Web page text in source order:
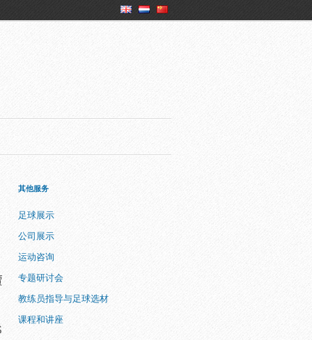
en
其他服务
足球展示
公司展示
运动咨询
专题研讨会
教练员指导与足球选材
课程和讲座